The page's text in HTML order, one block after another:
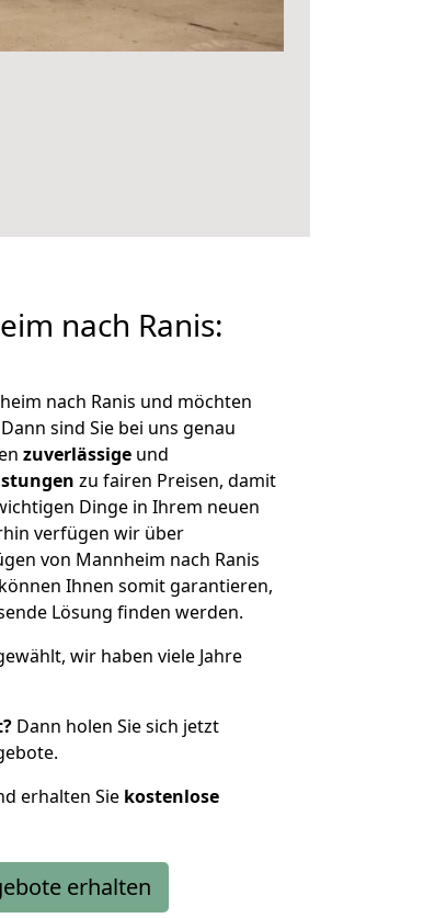
nach Ranis:
nach Ranis und möchten
Dann sind Sie bei uns genau
zuverlässige und
zu fairen Preisen, damit
Dinge in Ihrem neuen
verfügen wir über
von Mannheim nach Ranis
Ihnen somit garantieren,
Lösung finden werden.
wir haben viele Jahre
Dann holen Sie sich jetzt
erhalten Sie kostenlose
erhalten